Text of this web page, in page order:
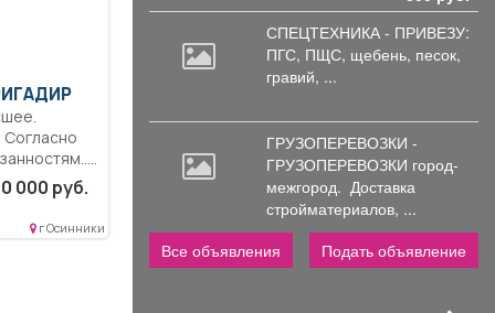
Согласно
000 руб.
г Осинники
СПЕЦТЕХНИКА - ПРИВЕЗУ:
ПГС, ПЩС, щебень, песок,
гравий, ...
ГРУЗОПЕРЕВОЗКИ -
ГРУЗОПЕРЕВОЗКИ город-
межгород. Доставка
стройматериалов, ...
Все объявления
Подать объявление